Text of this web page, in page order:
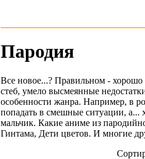
Пародия
Все новое...? Правильном - хорошо
стеб, умело высмеянные
особенности жанра. Например, в
попадать в смешные ситуации, а...
мальчик. Какие аниме из
Гинтама, Дети цветов. И многие